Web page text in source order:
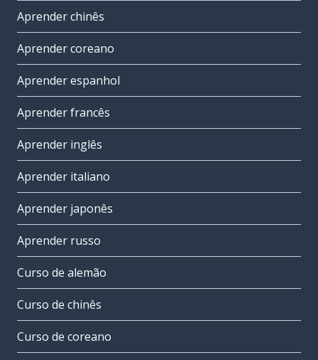
Aprender chinês
Aprender coreano
Aprender espanhol
Aprender francês
Aprender inglês
Aprender italiano
Aprender japonês
Aprender russo
Curso de alemão
Curso de chinês
Curso de coreano